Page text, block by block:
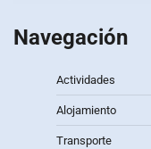
Navegación
Actividades
Alojamiento
Transporte